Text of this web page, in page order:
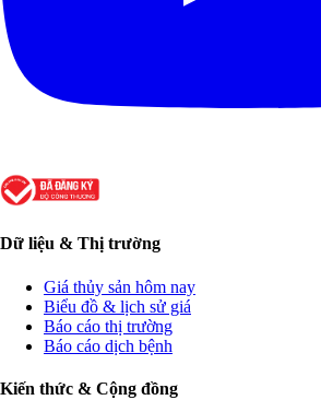
Dữ liệu & Thị trường
Giá thủy sản hôm nay
Biểu đồ & lịch sử giá
Báo cáo thị trường
Báo cáo dịch bệnh
Kiến thức & Cộng đồng